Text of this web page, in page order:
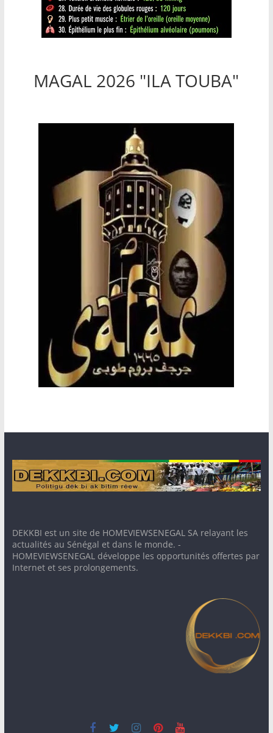
MAGAL 2026 "ILA TOUBA"
DEKKBI est un site de HOMEVIEWSENEGAL SA relayant les
actualités au Sénégal et dans le monde. -
HOMEVIEWSENEGAL développe les opportunités offertes par
Internet et ses prolongements.